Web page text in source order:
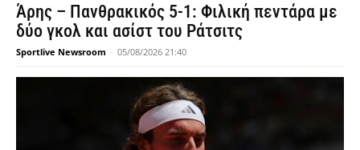
Άρης – Πανθρακικός 5-1: Φιλική πεντάρα με
δύο γκολ και ασίστ του Ράτσιτς
Sportlive Newsroom - 05/08/2026 21:40